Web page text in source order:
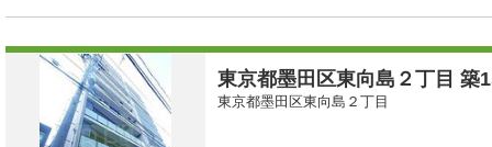
東京都墨田区東向島２丁目 築
東京都墨田区東向島２丁目